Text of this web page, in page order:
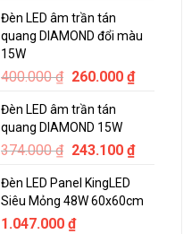
was:
86.000 ₫.55.900 ₫.
Đèn LED âm trần tán
quang DIAMOND đổi màu
15W
400.000₫ Original
was:
400.000 ₫.
260.000 ₫Current
Đèn LED âm trần tán
quang DIAMOND 15W
374.000₫ Original
was:
374.000 ₫.
243.100 ₫Current
243.100 ₫.
Đèn LED Panel KingLED
Siêu Mỏng 48W 60x60cm
1.047.000 ₫